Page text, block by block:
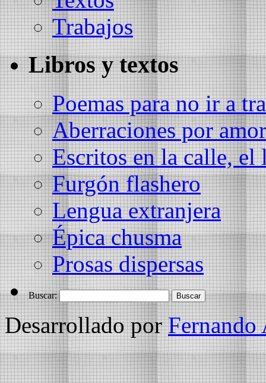
Trabajos
Libros y textos
Poemas para no ir a
Aberraciones por amor
Escritos en la calle, el
Furgón flashero
Lengua extranjera
Épica chusma
Prosas dispersas
Buscar:
Desarrollado porFernando